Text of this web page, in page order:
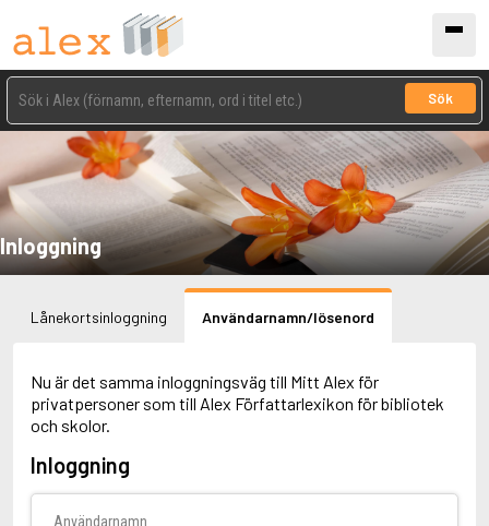
Sök
Inloggning
Lånekortsinloggning Användarnamn/lösenord
Nu är det samma inloggningsväg till Mitt Alex för
privatpersoner som till Alex Författarlexikon för bibliotek
och skolor.
Inloggning